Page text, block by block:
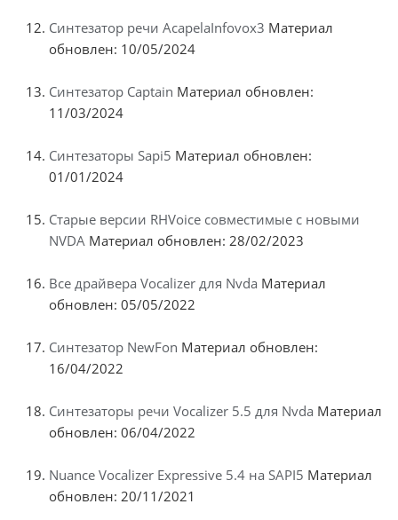
Синтезатор речи AcapelaInfovox3 Материал
обновлен: 10/05/2024
Синтезатор Captain Материал обновлен:
11/03/2024
Синтезаторы Sapi5 Материал обновлен:
01/01/2024
Старые версии RHVoice совместимые с новыми
NVDA Материал обновлен: 28/02/2023
Все драйвера Vocalizer для Nvda Материал
обновлен: 05/05/2022
Синтезатор NewFon Материал обновлен:
16/04/2022
Синтезаторы речи Vocalizer 5.5 для Nvda Материал
обновлен: 06/04/2022
Nuance Vocalizer Expressive 5.4 на SAPI5 Материал
обновлен: 20/11/2021